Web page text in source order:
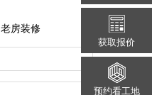
老房装修
获取报价
预约看工地